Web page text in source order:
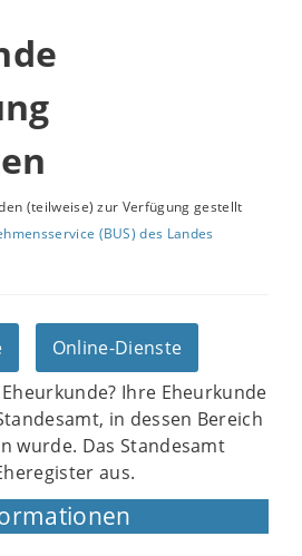
(teilweise) zur Verfügung gestellt
(BUS) des Landes
Online-Dienste
Ihre Eheurkunde
in dessen Bereich
wurde. Das Standesamt
aus.